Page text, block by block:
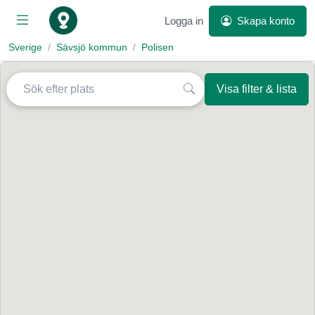
Logga in Skapa konto
Sverige Sävsjö kommun Polisen
Visa filter & lista